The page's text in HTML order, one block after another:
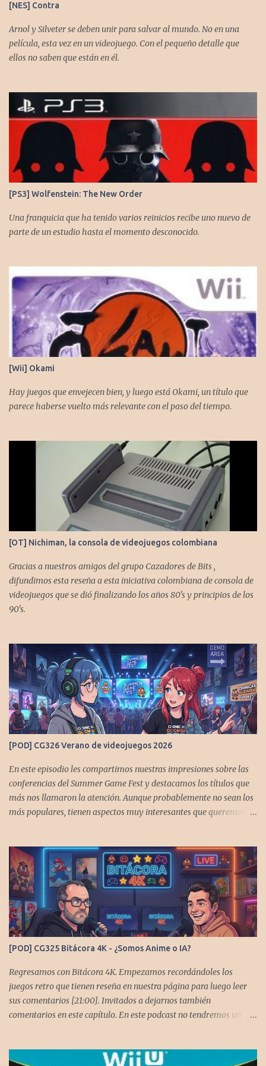
https://www.instagram.com/cronicasgoomba/ Facebook -
https://www.facebook.com/CronicasGoomba
[NES] Contra
Arnol y Silveter se deben unir para salvar al mundo. No en una
película, esta vez en un videojuego. Con el pequeño detalle que
ellos no saben que están en él.
[PS3] Wolfenstein: The New Order
Una franquicia que ha tenido varios reinicios recibe uno nuevo de
parte de un estudio hasta el momento desconocido.
[Wii] Okami
Hay juegos que envejecen bien, y luego está Okami, un título que
parece haberse vuelto más relevante con el paso del tiempo.
[OT] Nichiman, la consola de videojuegos colombiana
Gracias a nuestros amigos del grupo Cazadores de Bits ,
difundimos esta reseña a esta iniciativa colombiana de consola de
videojuegos que se dió finalizando los años 80's y principios de los
90's.
[POD] CG326 Verano de videojuegos 2026
En este episodio les compartimos nuestras impresiones sobre las
conferencias del Summer Game Fest y destacamos los títulos que
más nos llamaron la atención. Aunque probablemente no sean los
más populares, tienen aspectos muy interesantes que queremos
nos agregan a sus plataformas de podcast y nos dejan
comentarios en las cuentas de redes. Spotify YouTube. Twitter -
https://x.com/CronicasGoomba Instagram -
https://www.instagram.com/cronicasgoomba/ Facebook -
https://www.facebook.com/CronicasGoomba Si no estamos en tu
plataforma nos puedes agregarcn el código rss:
https://anchor.fm/s/10d1f3318/podcast/rss
[POD] CG325 Bitácora 4K - ¿Somos Anime o IA?
Regresamos con Bitácora 4K. Empezamos recordándoles los
juegos retro que tienen reseña en nuestra página para luego leer
sus comentarios [21:00]. Invitados a dejarnos también
comentarios en este capítulo. En este podcast no tendremos un
@GoombaVictor y @flagstaad que no estarían aquí si no es por